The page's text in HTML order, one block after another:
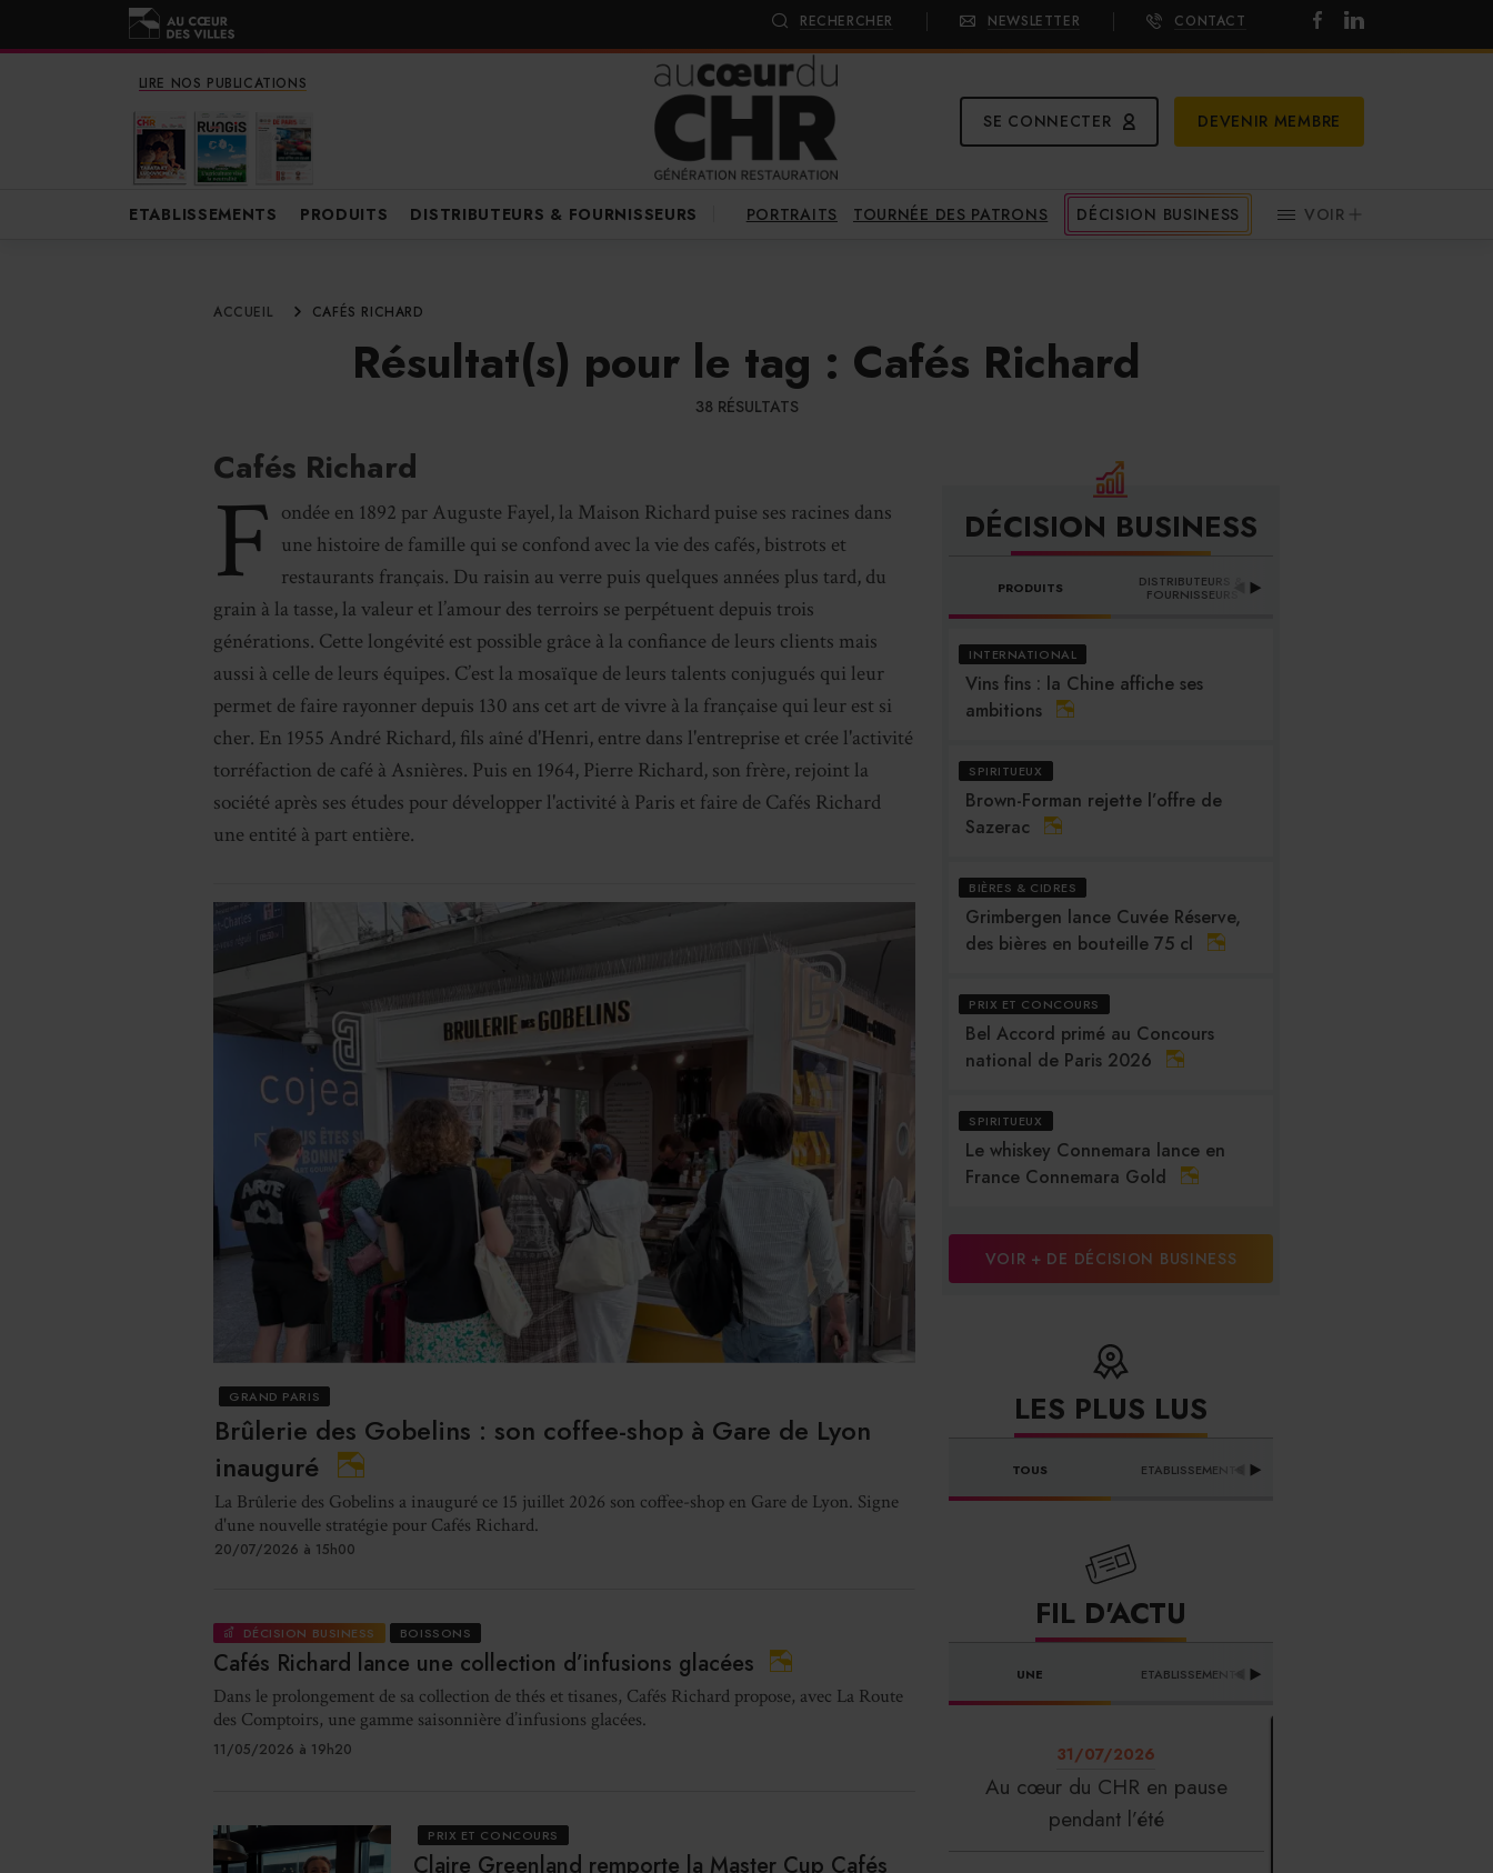
RECHERCHER NEWSLETTER CONTACT
LIRE NOS PUBLICATIONS
SE CONNECTER DEVENIR MEMBRE
ETABLISSEMENTS PRODUITS DISTRIBUTEURS & FOURNISSEURS PORTRAITS TOURNÉE DES PATRONS DÉCISION BUSINESS VOIR
ACCUEIL CAFÉS RICHARD
Résultat(s) pour le tag : Cafés Richard
38 RÉSULTATS
Cafés Richard
F ondée en 1892 par Auguste Fayel, la Maison Richard puise ses racines dans
une histoire de famille qui se confond avec la vie des cafés, bistrots et
restaurants français. Du raisin au verre puis quelques années plus tard, du
grain à la tasse, la valeur et l’amour des terroirs se perpétuent depuis trois
générations. Cette longévité est possible grâce à la confiance de leurs clients mais
aussi à celle de leurs équipes. C’est la mosaïque de leurs talents conjugués qui leur
permet de faire rayonner depuis 130 ans cet art de vivre à la française qui leur est si
cher. En 1955 André Richard, fils aîné d'Henri, entre dans l'entreprise et crée l'activité
torréfaction de café à Asnières. Puis en 1964, Pierre Richard, son frère, rejoint la
société après ses études pour développer l'activité à Paris et faire de Cafés Richard
une entité à part entière.
GRAND PARIS
Brûlerie des Gobelins : son coffee-shop à Gare de Lyon
inauguré
La Brûlerie des Gobelins a inauguré ce 15 juillet 2026 son coffee-shop en Gare de Lyon. Signe
d'une nouvelle stratégie pour Cafés Richard.
20/07/2026 à 15h00
DÉCISION BUSINESS BOISSONS
Cafés Richard lance une collection d’infusions glacées
Dans le prolongement de sa collection de thés et tisanes, Cafés Richard propose, avec La Route
des Comptoirs, une gamme saisonnière d’infusions glacées.
11/05/2026 à 19h20
PRIX ET CONCOURS
Claire Greenland remporte la Master Cup Cafés
DÉCISION BUSINESS
PRODUITS DISTRIBUTEURS &
FOURNISSEURS
INTERNATIONAL
Vins fins : la Chine affiche ses
ambitions
SPIRITUEUX
Brown-Forman rejette l’offre de
Sazerac
BIÈRES & CIDRES
Grimbergen lance Cuvée Réserve,
des bières en bouteille 75 cl
PRIX ET CONCOURS
Bel Accord primé au Concours
national de Paris 2026
SPIRITUEUX
Le whiskey Connemara lance en
France Connemara Gold
VOIR + DE DÉCISION BUSINESS
LES PLUS LUS
TOUS ETABLISSEMENTS
FIL D'ACTU
UNE ETABLISSEMENTS
31/07/2026
Au cœur du CHR en pause
pendant l’été